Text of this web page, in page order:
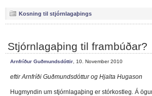
Kosning til stjórnlagaþings
Stjórnlagaþing til frambúðar?
Arnfríður Guðmundsdóttir , 10. November 2010
eftir Arnfríði Guðmundsdóttur og Hjalta Hugason
Hugmyndin um stjórnlagaþing er stórkostleg. Á